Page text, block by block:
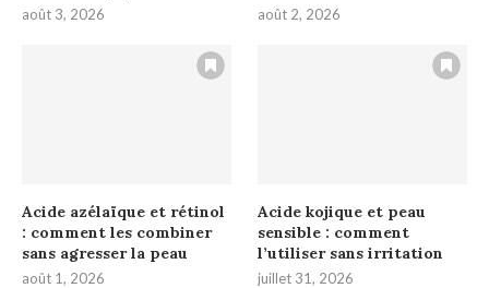
août 3, 2026 août 2, 2026
Acide azélaïque et rétinol
: comment les combiner
sans agresser la peau
août 1, 2026
Acide kojique et peau
sensible : comment
l’utiliser sans irritation
juillet 31, 2026